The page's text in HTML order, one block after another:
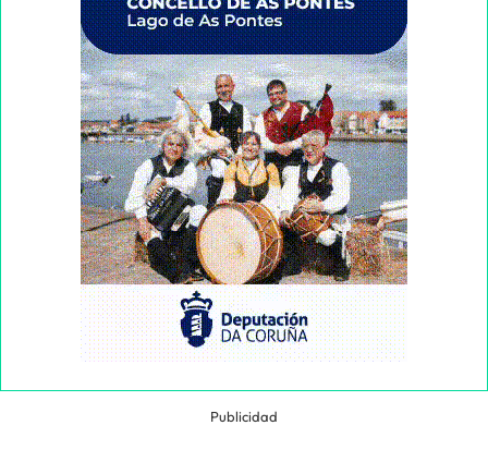
Publicidad